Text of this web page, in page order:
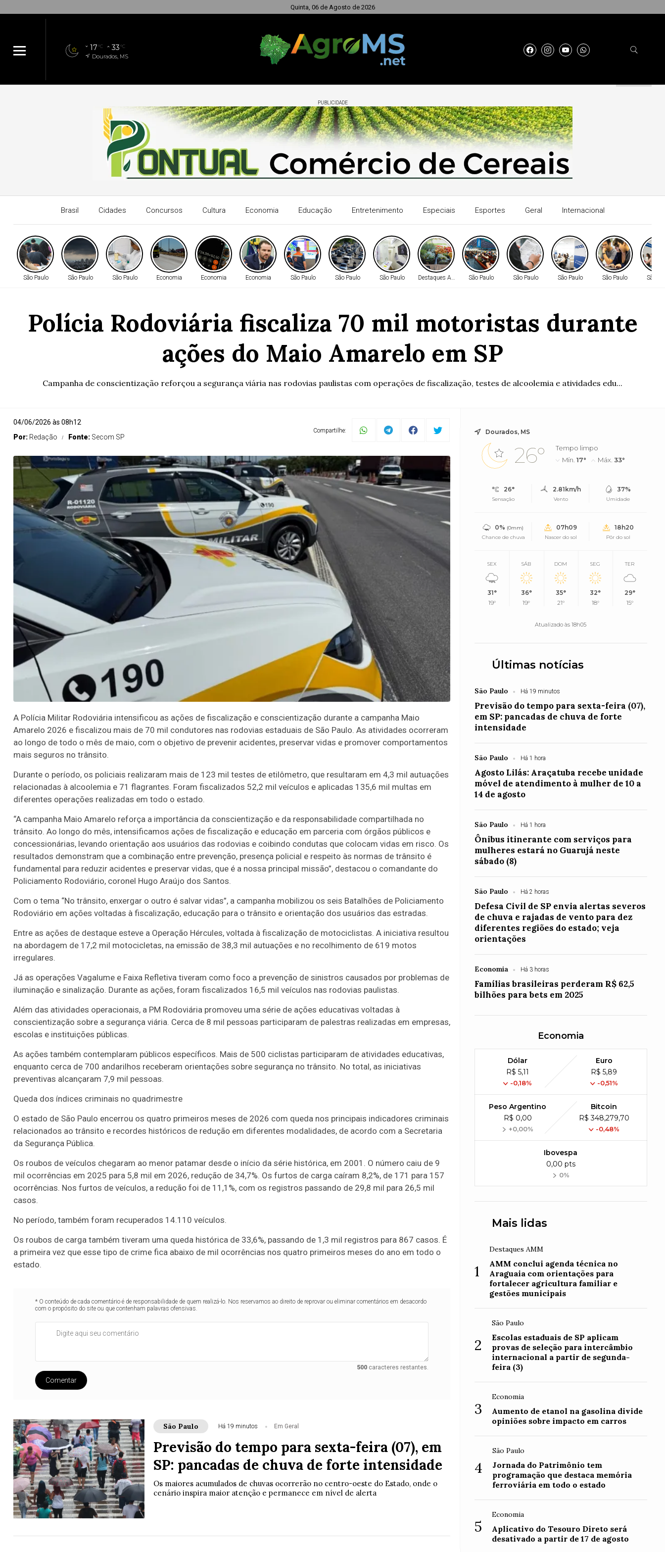
Quinta, 06 de Agosto de 2026
17°C 33°C
Dourados, MS
PUBLICIDADE
Brasil Cidades Concursos Cultura Economia Educação Entretenimento Especiais Esportes Geral Internacional
São Paulo São Paulo São Paulo Economia Economia Economia São Paulo São Paulo São Paulo Destaques AMM São Paulo São Paulo São Paulo São Paulo São
Polícia Rodoviária fiscaliza 70 mil motoristas durante
ações do Maio Amarelo em SP
Campanha de conscientização reforçou a segurança viária nas rodovias paulistas com operações de fiscalização, testes de alcoolemia e atividades edu...
04/06/2026 às 08h12
Por: Redação Fonte: Secom SP
Compartilhe:
A Polícia Militar Rodoviária intensificou as ações de fiscalização e conscientização durante a campanha Maio
Amarelo 2026 e fiscalizou mais de 70 mil condutores nas rodovias estaduais de São Paulo. As atividades ocorreram
ao longo de todo o mês de maio, com o objetivo de prevenir acidentes, preservar vidas e promover comportamentos
mais seguros no trânsito.
Durante o período, os policiais realizaram mais de 123 mil testes de etilômetro, que resultaram em 4,3 mil autuações
relacionadas à alcoolemia e 71 flagrantes. Foram fiscalizados 52,2 mil veículos e aplicadas 135,6 mil multas em
diferentes operações realizadas em todo o estado.
“A campanha Maio Amarelo reforça a importância da conscientização e da responsabilidade compartilhada no
trânsito. Ao longo do mês, intensificamos ações de fiscalização e educação em parceria com órgãos públicos e
concessionárias, levando orientação aos usuários das rodovias e coibindo condutas que colocam vidas em risco. Os
resultados demonstram que a combinação entre prevenção, presença policial e respeito às normas de trânsito é
fundamental para reduzir acidentes e preservar vidas, que é a nossa principal missão”, destacou o comandante do
Policiamento Rodoviário, coronel Hugo Araújo dos Santos.
Com o tema “No trânsito, enxergar o outro é salvar vidas”, a campanha mobilizou os seis Batalhões de Policiamento
Rodoviário em ações voltadas à fiscalização, educação para o trânsito e orientação dos usuários das estradas.
Entre as ações de destaque esteve a Operação Hércules, voltada à fiscalização de motociclistas. A iniciativa resultou
na abordagem de 17,2 mil motocicletas, na emissão de 38,3 mil autuações e no recolhimento de 619 motos
irregulares.
Já as operações Vagalume e Faixa Refletiva tiveram como foco a prevenção de sinistros causados por problemas de
iluminação e sinalização. Durante as ações, foram fiscalizados 16,5 mil veículos nas rodovias paulistas.
Além das atividades operacionais, a PM Rodoviária promoveu uma série de ações educativas voltadas à
conscientização sobre a segurança viária. Cerca de 8 mil pessoas participaram de palestras realizadas em empresas,
escolas e instituições públicas.
As ações também contemplaram públicos específicos. Mais de 500 ciclistas participaram de atividades educativas,
enquanto cerca de 700 andarilhos receberam orientações sobre segurança no trânsito. No total, as iniciativas
preventivas alcançaram 7,9 mil pessoas.
Queda dos índices criminais no quadrimestre
O estado de São Paulo encerrou os quatro primeiros meses de 2026 com queda nos principais indicadores criminais
relacionados ao trânsito e recordes históricos de redução em diferentes modalidades, de acordo com a Secretaria
da Segurança Pública.
Os roubos de veículos chegaram ao menor patamar desde o início da série histórica, em 2001. O número caiu de 9
mil ocorrências em 2025 para 5,8 mil em 2026, redução de 34,7%. Os furtos de carga caíram 8,2%, de 171 para 157
ocorrências. Nos furtos de veículos, a redução foi de 11,1%, com os registros passando de 29,8 mil para 26,5 mil
casos.
No período, também foram recuperados 14.110 veículos.
Os roubos de carga também tiveram uma queda histórica de 33,6%, passando de 1,3 mil registros para 867 casos. É
a primeira vez que esse tipo de crime fica abaixo de mil ocorrências nos quatro primeiros meses do ano em todo o
estado.
* O conteúdo de cada comentário é de responsabilidade de quem realizá-lo. Nos reservamos ao direito de reprovar ou eliminar comentários em desacordo
com o propósito do site ou que contenham palavras ofensivas.
500caracteres restantes.
Comentar
São Paulo Há 19 minutos Em Geral
Previsão do tempo para sexta-feira (07), em
SP: pancadas de chuva de forte intensidade
Os maiores acumulados de chuvas ocorrerão no centro-oeste do Estado, onde o
cenário inspira maior atenção e permanece em nível de alerta
Dourados, MS
26°
Tempo limpo
Mín.17° Máx.33°
26°
Sensação
2.81km/h
Vento
37%
Umidade
0% (0mm)
Chance de chuva
07h09
Nascer do sol
18h20
Pôr do sol
SEX
31°
19°
SÁB
36°
19°
DOM
35°
21°
SEG
32°
18°
TER
29°
15°
Atualizado às 18h05
Últimas notícias
São Paulo Há 19 minutos
Previsão do tempo para sexta-feira (07),
em SP: pancadas de chuva de forte
intensidade
São Paulo Há 1 hora
Agosto Lilás: Araçatuba recebe unidade
móvel de atendimento à mulher de 10 a
14 de agosto
São Paulo Há 1 hora
Ônibus itinerante com serviços para
mulheres estará no Guarujá neste
sábado (8)
São Paulo Há 2 horas
Defesa Civil de SP envia alertas severos
de chuva e rajadas de vento para dez
diferentes regiões do estado; veja
orientações
Economia Há 3 horas
Famílias brasileiras perderam R$ 62,5
bilhões para bets em 2025
Economia
Dólar
R$ 5,11
-0,18%
Euro
R$ 5,89
-0,51%
Peso Argentino
R$ 0,00
+0,00%
Bitcoin
R$ 348,279,70
-0,48%
Ibovespa
0,00 pts
0%
Mais lidas
1
Destaques AMM
AMM conclui agenda técnica no
Araguaia com orientações para
fortalecer agricultura familiar e
gestões municipais
2
São Paulo
Escolas estaduais de SP aplicam
provas de seleção para intercâmbio
internacional a partir de segunda-
feira (3)
3
Economia
Aumento de etanol na gasolina divide
opiniões sobre impacto em carros
4
São Paulo
Jornada do Patrimônio tem
programação que destaca memória
ferroviária em todo o estado
5
Economia
Aplicativo do Tesouro Direto será
desativado a partir de 17 de agosto